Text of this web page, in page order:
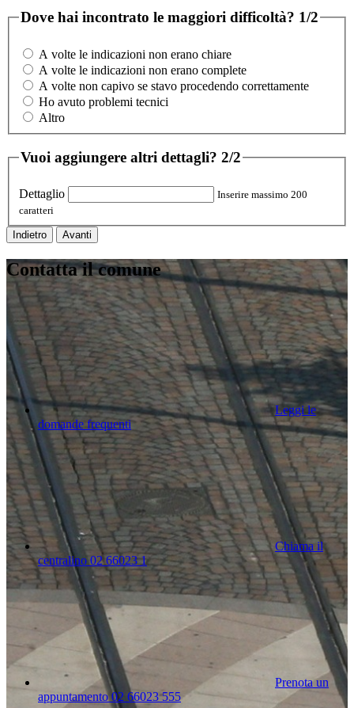
Dove hai incontrato le maggiori difficoltà? 1/2
A volte le indicazioni non erano chiare
A volte le indicazioni non erano complete
A volte non capivo se stavo procedendo correttamente
Ho avuto problemi tecnici
Altro
Vuoi aggiungere altri dettagli? 2/2
Dettaglio
Inserire massimo 200
caratteri
Indietro Avanti
Contatta il comune
Leggi le
domande frequenti
Chiama il
centralino 02 66023 1
Prenota un
appuntamento 02 66023 555